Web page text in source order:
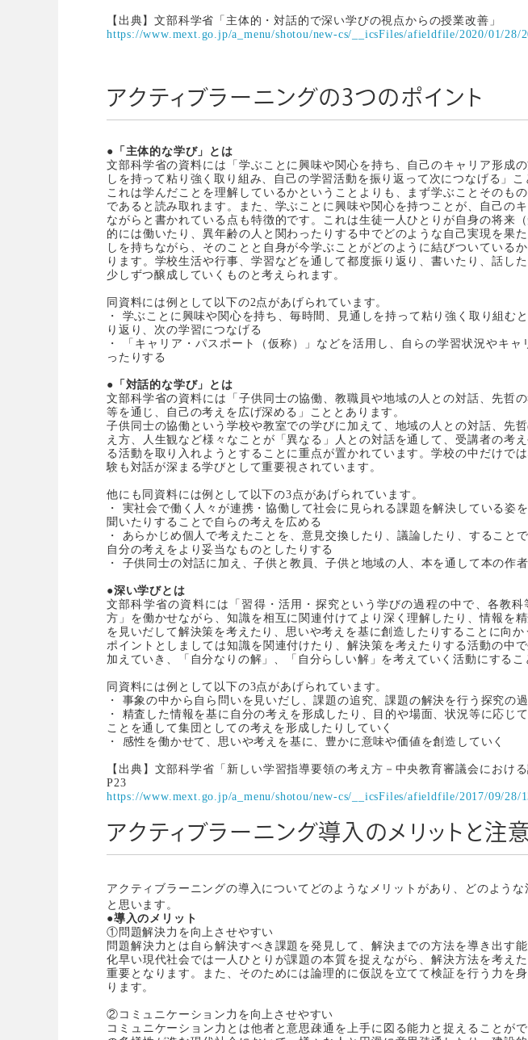
【出典】文部科学省「主体的・対話的で深い学びの視点からの授業改善」
https://www.mext.go.jp/a_menu/shotou/new-cs/__icsFiles/afieldfile/2020/01/28/
アクティブラーニングの3つのポイント
●「主体的な学び」とは
文部科学省の資料には「学ぶことに興味や関心を持ち、自己のキャリア形成
しを持って粘り強く取り組み、自己の学習活動を振り返って次につなげる」こ
これは学んだことを理解しているかということよりも、まず学ぶことそのも
であると読み取れます。また、学ぶことに興味や関心を持つことが、自己の
ながらと書かれている点も特徴的です。これは生徒一人ひとりが自身の将来
的には働いたり、異年齢の人と関わったりする中でどのような自己実現を果
しを持ちながら、そのことと自身が今学ぶことがどのように結びついている
ります。学校生活や行事、学習などを通して都度振り返り、書いたり、話し
少しずつ醸成していくものと考えられます。
同資料には例として以下の2点があげられています。
・ 学ぶことに興味や関心を持ち、毎時間、見通しを持って粘り強く取り組む
り返り、次の学習につなげる
・ 「キャリア・パスポート（仮称）」などを活用し、自らの学習状況やキ
ったりする
●「対話的な学び」とは
文部科学省の資料には「 子供同士の協働、教職員や地域の人との対話、先哲
等を通じ、自己の考えを広げ深める」こととあります。
子供同士の協働という学校や教室での学びに加えて、地域の人との対話、先
え方、人生観など様々なことが「異なる」人との対話を通して、受講者の考
る活動を取り入れようとすることに重点が置かれています。学校の中だけで
験も対話が深まる学びとして重要視されています。
他にも同資料には例として以下の3点があげられています。
・ 実社会で働く人々が連携・協働して社会に見られる課題を解決している姿
聞いたりすることで自らの考えを広める
・ あらかじめ個人で考えたことを、意見交換したり、議論したり、すること
自分の考えをより妥当なものとしたりする
・ 子供同士の対話に加え、子供と教員、子供と地域の人、本を通して本の作
●深い学びとは
文部科学省の資料には「 習得・活用・探究という学びの過程の中で、各教科
方」を働かせながら、知識を相互に関連付けてより深く理解したり、情報を
を見いだして解決策を考えたり、思いや考えを基に創造したりすることに向か
ポイントとしましては知識を関連付けたり、解決策を考えたりする活動の中
加えていき、「自分なりの解」、「自分らしい解」を考えていく活動にするこ
同資料には例として以下の3点があげられています。
・ 事象の中から自ら問いを見いだし、課題の追究、課題の解決を行う探究の
・ 精査した情報を基に自分の考えを形成したり、目的や場面、状況等に応じ
ことを通して集団としての考えを形成したりしていく
・ 感性を働かせて、思いや考えを基に、豊かに意味や価値を創造していく
【出典】文部科学省「新しい学習指導要領の考え方－中央教育審議会におけ
P23
https://www.mext.go.jp/a_menu/shotou/new-cs/__icsFiles/afieldfile/2017/09/28/
アクティブラーニング導入のメリットと注
アクティブラーニングの導入についてどのようなメリットがあり、どのよう
と思います。
●導入のメリット
①問題解決力を向上させやすい
問題解決力とは自ら解決すべき課題を発見して、解決までの方法を導き出す
化早い現代社会では一人ひとりが課題の本質を捉えながら、解決方法を考え
重要となります。また、そのためには論理的に仮説を立てて検証を行う力を
ります。
② コミュニケーション力を向上させやすい
コミュニケーション力とは他者と意思疎通を上手に図る能力と捉えることが